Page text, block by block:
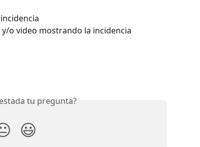
o video mostrando la incidencia
tu pregunta?
😃